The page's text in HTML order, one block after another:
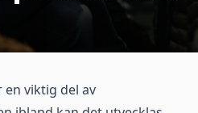
en viktig del av